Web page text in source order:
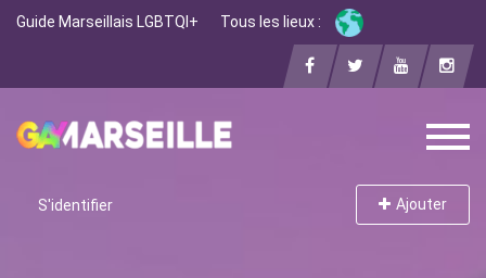
Guide Marseillais LGBTQI+ Tous les lieux :
S'identifier Ajouter